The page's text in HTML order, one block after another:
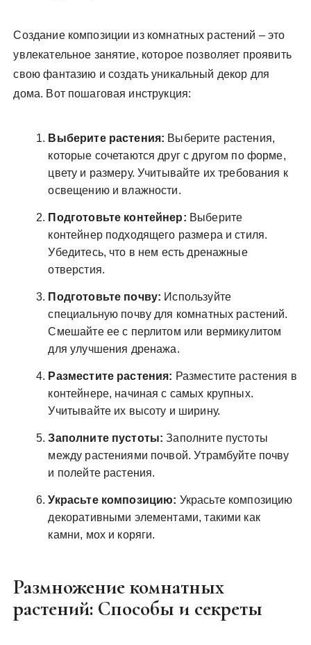
Создание композиции из комнатных растений – это
увлекательное занятие, которое позволяет проявить
свою фантазию и создать уникальный декор для
дома. Вот пошаговая инструкция:
Выберите растения: Выберите растения,
которые сочетаются друг с другом по форме,
цвету и размеру. Учитывайте их требования к
освещению и влажности.
Подготовьте контейнер: Выберите
контейнер подходящего размера и стиля.
Убедитесь, что в нем есть дренажные
отверстия.
Подготовьте почву: Используйте
специальную почву для комнатных растений.
Смешайте ее с перлитом или вермикулитом
для улучшения дренажа.
Разместите растения: Разместите растения в
контейнере, начиная с самых крупных.
Учитывайте их высоту и ширину.
Заполните пустоты: Заполните пустоты
между растениями почвой. Утрамбуйте почву
и полейте растения.
Украсьте композицию: Украсьте композицию
декоративными элементами, такими как
камни, мох и коряги.
Размножение комнатных
растений: Способы и секреты